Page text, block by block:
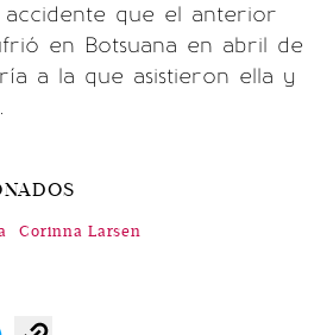
que el anterior
en Botsuana en abril de
a la que asistieron ella y
Corinna Larsen